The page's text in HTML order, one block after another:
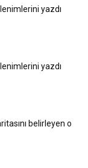
yazdı
yazdı
belirleyen o